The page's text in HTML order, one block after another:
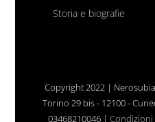
Storia e biografie
Copyright 2022 |
Torino 29 bis - 12100 -
03468210046 | Condizioni